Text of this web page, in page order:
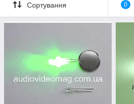
Сортування 0